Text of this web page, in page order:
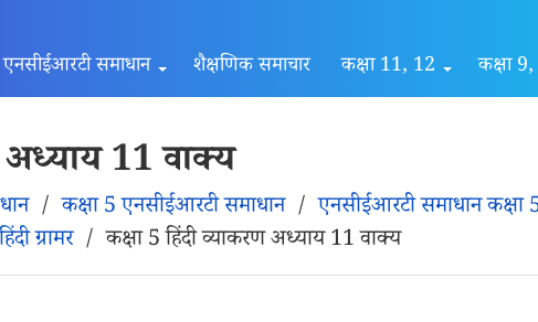
एनसीईआरटी समाधान शैक्षणिक समाचार कक्षा 11, 12 कक्षा
अध्याय 11 वाक्य
/कक्षा 5 एनसीईआरटी समाधान/एनसीईआरटी समाधान कक्षा
ग्रामर/कक्षा 5 हिंदी व्याकरण अध्याय 11 वाक्य